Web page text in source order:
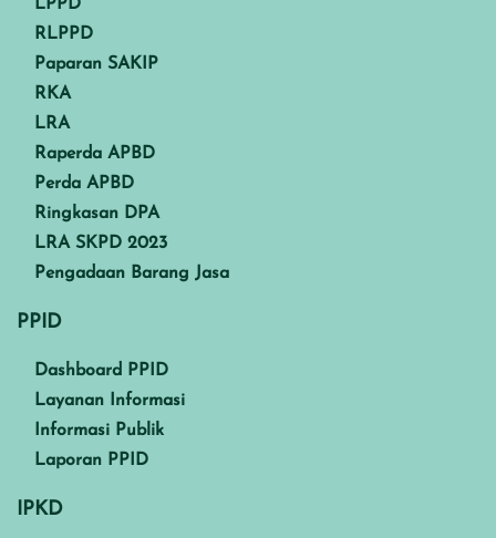
LPPD
RLPPD
Paparan SAKIP
RKA
LRA
Raperda APBD
Perda APBD
Ringkasan DPA
LRA SKPD 2023
Pengadaan Barang Jasa
PPID
Dashboard PPID
Layanan Informasi
Informasi Publik
Laporan PPID
IPKD